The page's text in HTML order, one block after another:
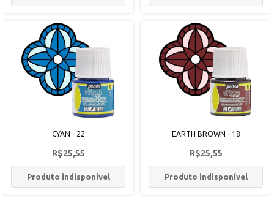
CYAN - 22
R$25,55
Produto indisponível
EARTH BROWN - 18
R$25,55
Produto indisponível